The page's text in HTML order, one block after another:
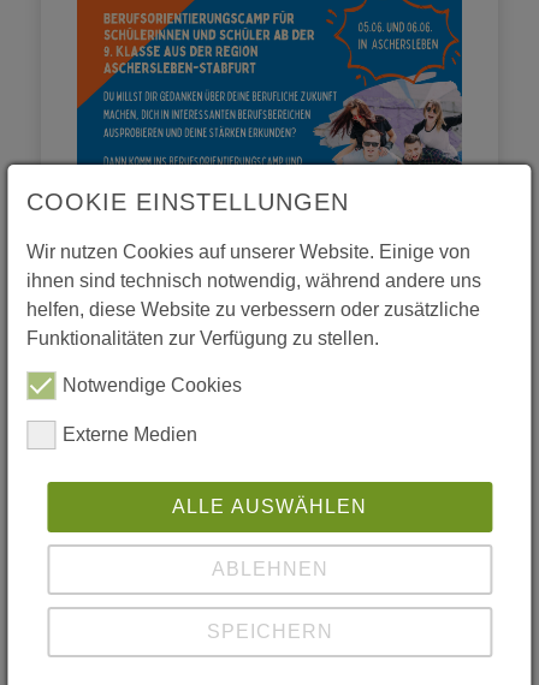
02.04.2024
BO - CAMP 2024
ASCHERSLEBEN 05. und
COOKIE EINSTELLUNGEN
Wir nutzen Cookies auf unserer Website. Einige von
ihnen sind technisch notwendig, während andere uns
helfen, diese Website zu verbessern oder zusätzliche
Funktionalitäten zur Verfügung zu stellen.
Notwendige Cookies
Externe Medien
ALLE AUSWÄHLEN
ABLEHNEN
SPEICHERN